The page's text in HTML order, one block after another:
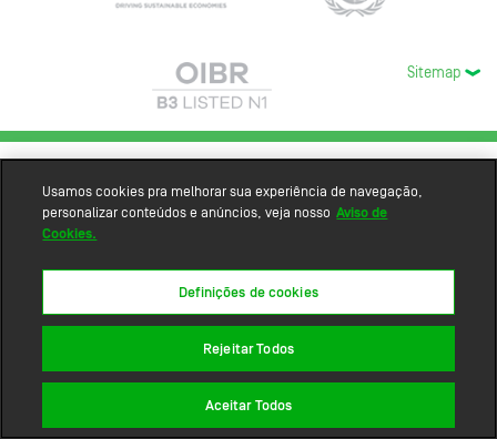
Sitemap
Usamos cookies pra melhorar sua experiência de navegação,
personalizar conteúdos e anúncios, veja nosso Aviso de
Cookies.
Definições de cookies
Rejeitar Todos
Aceitar Todos